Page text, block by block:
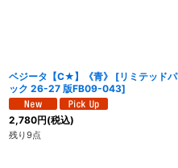
ベジータ【C★】《青》 [リミテッドパ
ック 26-27 版FB09-043]
2,780円(税込)
残り9点